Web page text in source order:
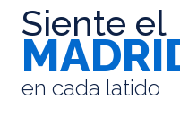
Siente el
en cada latido